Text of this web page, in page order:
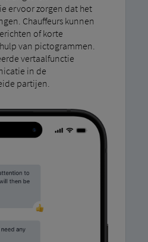
ervoor zorgen dat het
Chauffeurs kunnen
of korte
van pictogrammen.
vertaalfunctie
in de
partijen.